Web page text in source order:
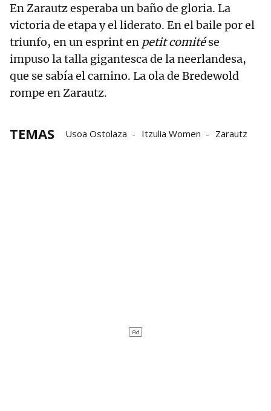
En Zarautz esperaba un baño de gloria. La
victoria de etapa y el liderato. En el baile por el
triunfo, en un esprint en petit comitése
impuso la talla gigantesca de la neerlandesa,
que se sabía el camino. La ola de Bredewold
rompe en Zarautz.
TEMAS Usoa Ostolaza Itzulia Women Zarautz